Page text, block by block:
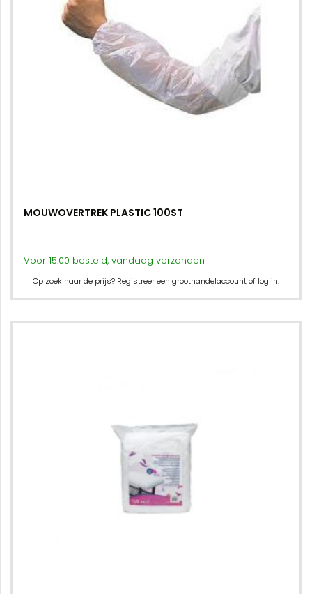
MOUWOVERTREK PLASTIC 100ST
Voor 15:00 besteld, vandaag verzonden
Op zoek naar de prijs? Registreer een groothandelaccount of log in.